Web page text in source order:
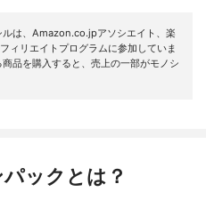
は、Amazon.co.jpアソシエイト、楽
ィリエイトプログラムに参加していま
品を購入すると、売上の一部がモノシ
ックとは？